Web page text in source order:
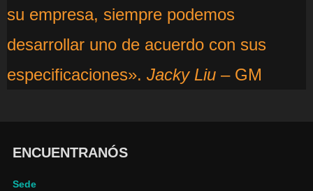
su empresa, siempre podemos
desarrollar uno de acuerdo con sus
especificaciones». Jacky Liu – GM
ENCUENTRANÓS
Sede